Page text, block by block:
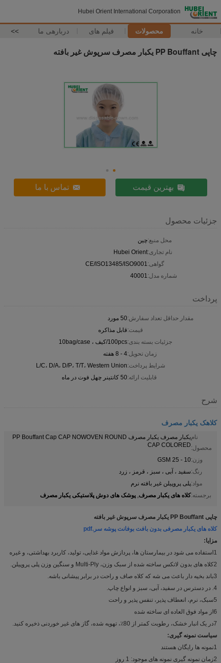
Hubei Orient International Corporation
خانه محصولات فیلم های دربارهی ما >>
چاپی PP Bouffant یکبار مصرف سرپوش غیر بافته
بهترین قیمت تماس با ما
جزئیات محصول
محل منبع:چین
نام تجاری:Hubei Orient
گواهی:CE/ISO13485/ISO9001
شماره مدل:40001
پرداخت
مقدار حداقل تعداد سفارش:50 مورد
قیمت:قابل مذاکره
جزئیات بسته بندی:100pcs/کیف ، 10bag/case
زمان تحویل:4 - 8 هفته
شرایط پرداخت:L/C، D/A، D/P، T/T، Western Union
قابلیت ارائه:50 کانتینر چهل فوت در ماه
شرح
کلاهک یکبار مصرف
نام
محصول:
یکبار مصرف یکبار مصرف PP Bouffant Cap CAP NOWOVEN ROUND
CAP COLORED
وزن:10 - 25 GSM
رنگ:سفید ، آبی ، سبز ، قرمز ، زرد
مواد:پلی پروپیلن غیر بافته نرم
برجسته:کلاه های یکبار مصرف, پوشک های دوش پلاستیکی یکبار مصرف
چاپی PP Bouffant یکبار مصرف سرپوش غیر بافته
کلاه های یکبار مصرفی بدون بافت بوفانت پوشه سر.pdf
مزایا:
1استفاده می شود در بیمارستان ها، پردازش مواد غذایی، تولید، کاربرد بهداشتی، و غیره
2کلاه های بدون لاتکس ساخته شده از سبک وزن، Multi-Ply و سنگین وزن پلی پروپیلن.
3باند بخیه دار باعث می شه که کلاه صاف و راحت در برابر پیشانی باشه.
4. در دسترس در سفید، آبی، سبز و انواع چاپ.
5سبک، نرم، انعطاف پذیر، تنفس پذیر و راحت
6از مواد فوق العاده ای ساخته شده
7در یک انبار خشک، رطوبت کمتر از 80٪، تهویه شده، گاز های غیر خوردنی ذخیره کنید.
سیاست نمونه گیری:
1نمونه ها رایگان هستند
2زمان نمونه گیری نمونه های موجود: 1 روز